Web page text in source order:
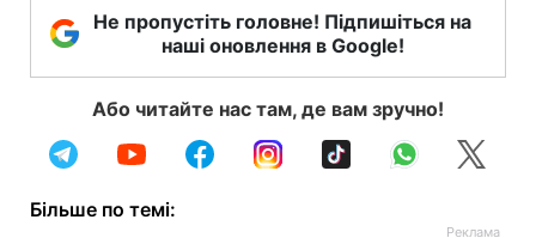
Не пропустіть головне! Підпишіться на
наші оновлення в Google!
Або читайте нас там, де вам зручно!
Більше по темі: